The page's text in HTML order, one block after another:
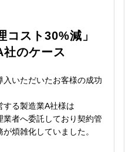
コスト30%減」
社のケース
入いただいたお客様の成功
する製造業A社様は
者へ委託しており契約管
煩雑化していました。